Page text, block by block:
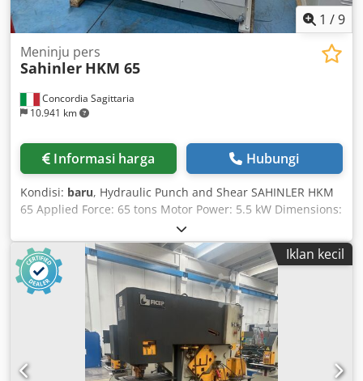
1 /9
Concordia Sagittaria
10.941 km
Meninju pers
Sahinler HKM 65
Informasi harga Hubungi
Kondisi: baru, Hydraulic Punch and Shear SAHINLER HKM
65 Applied Force: 65 tons Motor Power: 5.5 kW Dimensions:
1,700 x 900 x 1,670 mm (L x W x H) Weight: 1,600 kg
PUNCHING SECTION: Punching Capacity: Ø 22 mm x 20 mm
thick Throat Depth: 305 mm Punch Stroke: 55 mm Working
Height: 1,030 mm SHEARING SECTION: Flat Bars: 300 x 20
mm 375 x 15 mm Blade Length: 380 mm Round Bars: Ø 45
mm Square Bars: 45 mm Angle Profiles at 90°: 120 x 120 x
12 mm Angle Profiles at 45°: 70 x 70 x 10 mm NOTCHING
SECTION: Max Thickness: Cedpfsggbuhex Ai Rorf 10 mm
Width: 45 mm Depth: 90 mm Working Height: 900 mm
Iklan kecil